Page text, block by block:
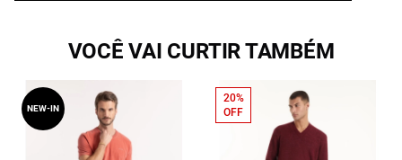
VOCÊ VAI CURTIR TAMBÉM
NEW-IN
20%
OFF